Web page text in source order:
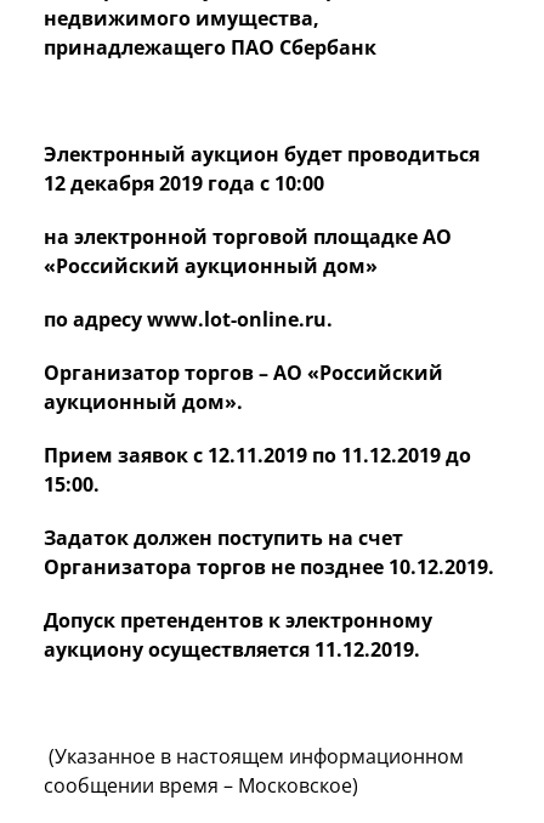
недвижимого имущества,
принадлежащего ПАО Сбербанк
Электронный аукцион будет проводиться
12 декабря 2019 года с 10:00
на электронной торговой площадке АО
«Российский аукционный дом»
по адресу www.lot-online.ru.
Организатор торгов – АО «Российский
аукционный дом».
Прием заявок с 12.11.2019 по 11.12.2019 до
15:00.
Задаток должен поступить на счет
Организатора торгов не позднее 10.12.2019.
Допуск претендентов к электронному
аукциону осуществляется 11.12.2019.
(Указанное в настоящем информационном
сообщении время – Московское)